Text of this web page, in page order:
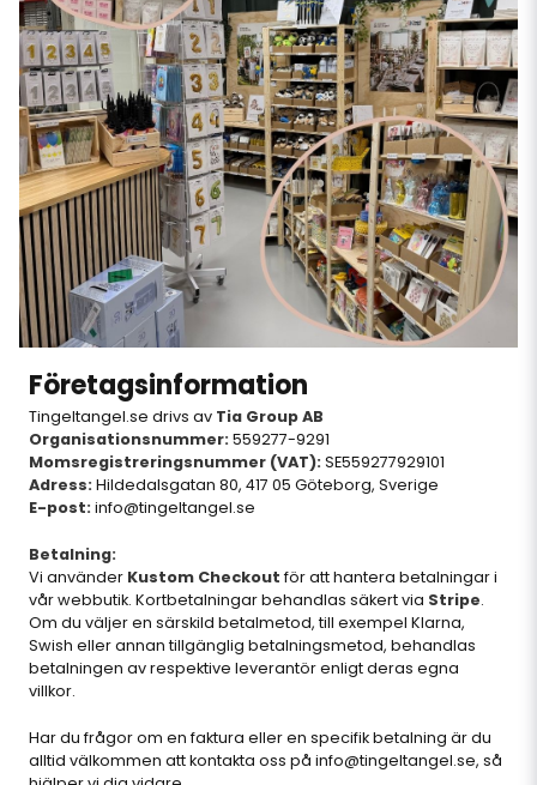
Företagsinformation
Tingeltangel.se drivs av Tia Group AB
Organisationsnummer: 559277-9291
Momsregistreringsnummer (VAT): SE559277929101
Adress: Hildedalsgatan 80, 417 05 Göteborg, Sverige
E-post: info@tingeltangel.se
Betalning:
Vi använder Kustom Checkout för att hantera betalningar i
vår webbutik. Kortbetalningar behandlas säkert via Stripe.
Om du väljer en särskild betalmetod, till exempel Klarna,
Swish eller annan tillgänglig betalningsmetod, behandlas
betalningen av respektive leverantör enligt deras egna
villkor.
Har du frågor om en faktura eller en specifik betalning är du
alltid välkommen att kontakta oss på info@tingeltangel.se, så